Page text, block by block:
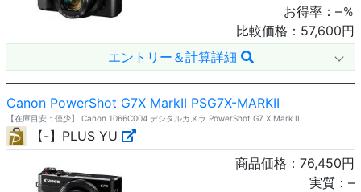
お得率： –％
比較価格： 57,600円
エントリー＆計算詳細
Canon PowerShot G7X MarkII PSG7X-MARKII
【在庫目安：僅少】 Canon 1066C004 デジタルカメラ PowerShot G7 X Mark II
【-】PLUS YU
商品価格： 76,450円
実質： –